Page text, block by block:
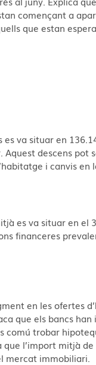
començant a
que estan
va situar en
descens pot
i canvis en
es va situar en el
financeres
en les ofertes
que els bancs
comú trobar
l’import mitjà
mercat immobiliari.